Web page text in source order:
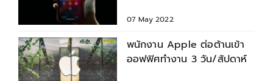
07 May 2022
พนักงาน Apple ต่อต้านเข้า
ออฟฟิศทำงาน 3 วัน/สัปดาห์